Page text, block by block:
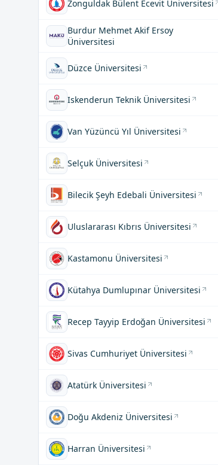
Zonguldak Bülent Ecevit Üniversitesi
Burdur Mehmet Akif Ersoy
Üniversitesi
Düzce Üniversitesi
Iskenderun Teknik Üniversitesi
Van Yüzüncü Yıl Üniversitesi
Selçuk Üniversitesi
Bilecik Şeyh Edebali Üniversitesi
Uluslararası Kıbrıs Üniversitesi
Kastamonu Üniversitesi
Kütahya Dumlupınar Üniversitesi
Recep Tayyip Erdoğan Üniversitesi
Sivas Cumhuriyet Üniversitesi
Atatürk Üniversitesi
Doğu Akdeniz Üniversitesi
Harran Üniversitesi